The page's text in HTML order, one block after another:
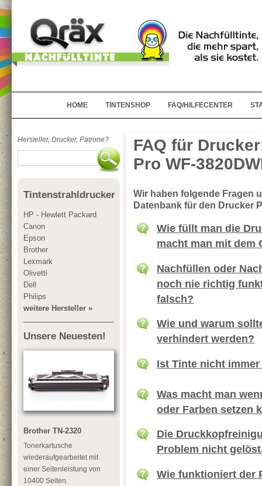
HOME TINTENSHOP FAQ/HILFECENTER
Hersteller, Drucker, Patrone?
Tintenstrahldrucker
HP - Hewlett Packard
Canon
Epson
Brother
Lexmark
Olivetti
Dell
Philips
weitere Hersteller »
Unsere Neuesten!
Brother TN-2320
Tonerkartusche
wiederaufgearbeitet mit
einer Seitenleistung von
10400 Seiten.
FAQ für
Pro WF-
Wir haben folgende Fragen
Datenbank für den Drucker
Wie füllt man die
macht man mit dem
Nachfüllen oder
noch nie richtig
falsch?
Wie und warum
verhindert werden?
Ist Tinte nicht
Was macht man
oder Farben setzen
Die
Problem nicht
Wie funktioniert der